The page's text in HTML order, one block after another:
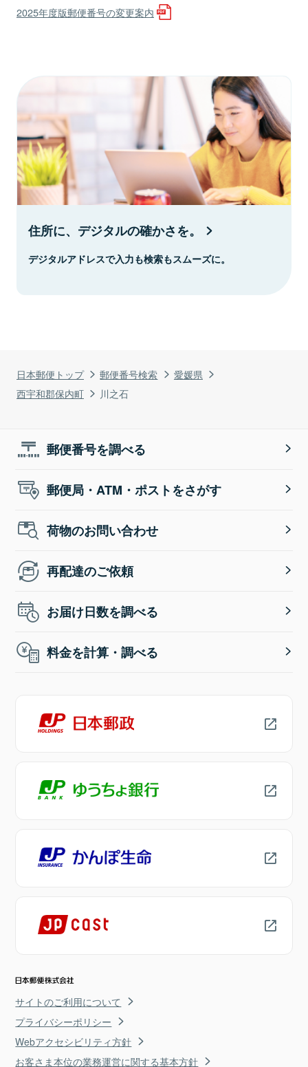
日本郵便トップ 郵便番号検索
愛媛県
西宇和郡保内町
川之石
2025年度版郵便番号の変更案内
住所に、デジタルの確かさを。
デジタルアドレスで入力も検索もスムーズに。
郵便番号を調べる
郵便局・ATM・ポストをさがす
荷物のお問い合わせ
再配達のご依頼
お届け日数を調べる
料金を計算・調べる
サイトのご利用について
プライバシーポリシー
Webアクセシビリティ方針
お客さま本位の業務運営に関する基本方針